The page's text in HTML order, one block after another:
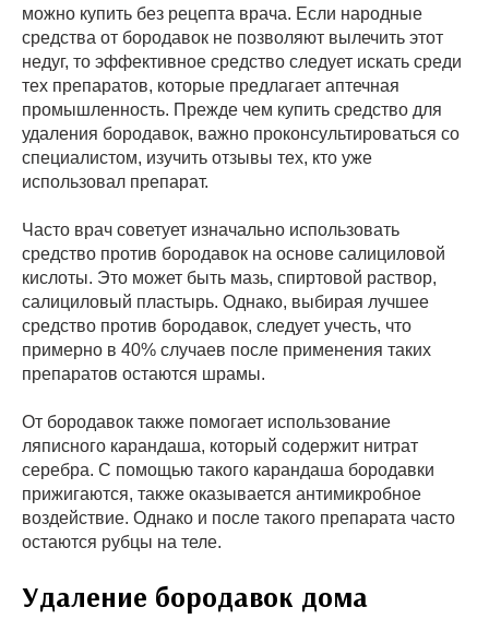
можно купить без рецепта врача. Если народные
средства от бородавок не позволяют вылечить этот
недуг, то эффективное средство следует искать среди
тех препаратов, которые предлагает аптечная
промышленность. Прежде чем купить средство для
удаления бородавок, важно проконсультироваться со
специалистом, изучить отзывы тех, кто уже
использовал препарат.
Часто врач советует изначально использовать
средство против бородавок на основе салициловой
кислоты. Это может быть мазь, спиртовой раствор,
салициловый пластырь. Однако, выбирая лучшее
средство против бородавок, следует учесть, что
примерно в 40% случаев после применения таких
препаратов остаются шрамы.
От бородавок также помогает использование
ляписного карандаша, который содержит нитрат
серебра. С помощью такого карандаша бородавки
прижигаются, также оказывается антимикробное
воздействие. Однако и после такого препарата часто
остаются рубцы на теле.
Удаление бородавок дома